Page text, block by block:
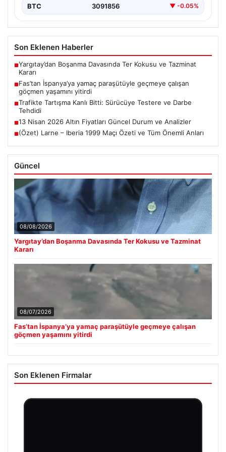
BTC 3091856 ▼ -0.05%
Son Eklenen Haberler
■Yargıtay’dan Boşanma Davasında Ter Kokusu ve Tazminat
Kararı
■Fas’tan İspanya’ya yamaç paraşütüyle geçmeye çalışan
göçmen yaşamını yitirdi
■Trafikte Tartışma Kanlı Bitti: Sürücüye Testere ve Darbe
Tehdidi
■13 Nisan 2026 Altın Fiyatları Güncel Durum ve Analizler
■(Özet) Larne – Iberia 1999 Maçı Özeti ve Tüm Önemli Anları
Güncel
08/08/2026
Yargıtay’dan Boşanma Davasında Ter Kokusu ve Tazminat
Kararı
08/07/2026
Fas’tan İspanya’ya yamaç paraşütüyle geçmeye çalışan
göçmen yaşamını yitirdi
Son Eklenen Firmalar